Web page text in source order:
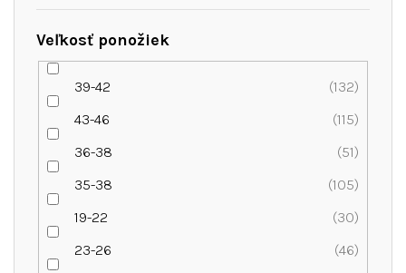
Veľkosť ponožiek
39-42
132
43-46
115
36-38
51
35-38
105
19-22
30
23-26
46